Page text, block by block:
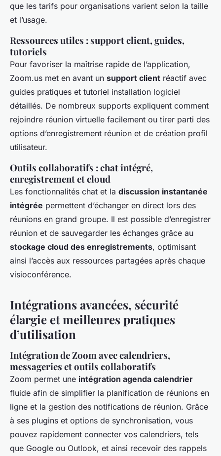
que les tarifs pour organisations varient selon la taille
et l’usage.
Ressources utiles : support client, guides,
tutoriels
Pour favoriser la maîtrise rapide de l’application,
Zoom.us met en avant un support client réactif avec
guides pratiques et tutoriel installation logiciel
détaillés. De nombreux supports expliquent comment
rejoindre réunion virtuelle facilement ou tirer parti des
options d’enregistrement réunion et de création profil
utilisateur.
Outils collaboratifs : chat intégré,
enregistrement et cloud
Les fonctionnalités chat et la discussion instantanée
intégrée permettent d’échanger en direct lors des
réunions en grand groupe. Il est possible d’enregistrer
réunion et de sauvegarder les échanges grâce au
stockage cloud des enregistrements, optimisant
ainsi l’accès aux ressources partagées après chaque
visioconférence.
Intégrations avancées, sécurité
élargie et meilleures pratiques
d’utilisation
Intégration de Zoom avec calendriers,
messageries et outils collaboratifs
Zoom permet une intégration agenda calendrier
fluide afin de simplifier la planification de réunions en
ligne et la gestion des notifications de réunion. Grâce
à ses plugins et options de synchronisation, vous
pouvez rapidement connecter vos calendriers, tels
que Google ou Outlook, et ainsi recevoir des rappels